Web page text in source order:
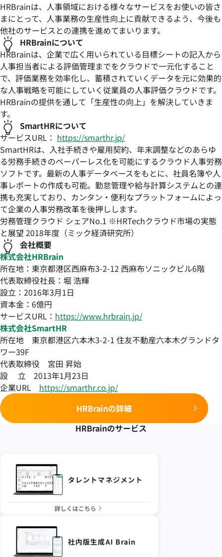
HRBrainは、人事領域における様々なサービスをお使いの皆さ
まにとって、人事業務の生産性向上に貢献できるよう、今後も
他社のサービスとの連携を進めてまいります。
HRBrainについて
HRBrainは、企業で広く用いられている目標シートの記入から
人事担当者による評価管理までをクラウドで一元化すること
で、評価業務を効率化し、蓄積されていくデータを元に効果的
な人事戦略を可能にしていく従業員の人事評価クラウドです。
HRBrainの提供を通して「生産性の向上」を解決していきま
す。
SmartHRについて
サービスURL： https://smarthr.jp/
SmartHRは、入社手続きや雇用契約、年末調整などのあらゆ
る労務手続きのペーパーレス化を可能にするクラウド人事労務
ソフトです。最新の人事データベースをもとに、社員名簿や人
事レポートの作成も可能。勤怠管理や給与計算システムとの連
携も充実しており、カンタン・便利なプラットフォームによっ
て企業の人事労務改革を後押しします。
労務管理クラウド シェアNo.1 ※HRTechクラウド市場の実態
と展望 2018年度（ミック経済研究所）
会社概要
株式会社HRBrain
所在地：東京都港区西麻布3-2-12 西麻布ソニックビル6階
代表取締役社長：堀 浩輝
設立：2016年3月1日
資本金：6億円
サービスURL： https://www.hrbrain.jp/
株式会社SmartHR
所在地 東京都港区六本木3-2-1 住友不動産六本木グランドタ
ワー39F
代表取締役 宮田 昇始
設 立 2013年1月23日
企業URL https://smarthr.co.jp/
HRBrainの詳細
HRBrainのサービス
タレントマネジメント
詳しくはこちら
社内版生成AI Brain